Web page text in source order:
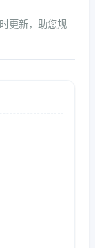
更新，助您规